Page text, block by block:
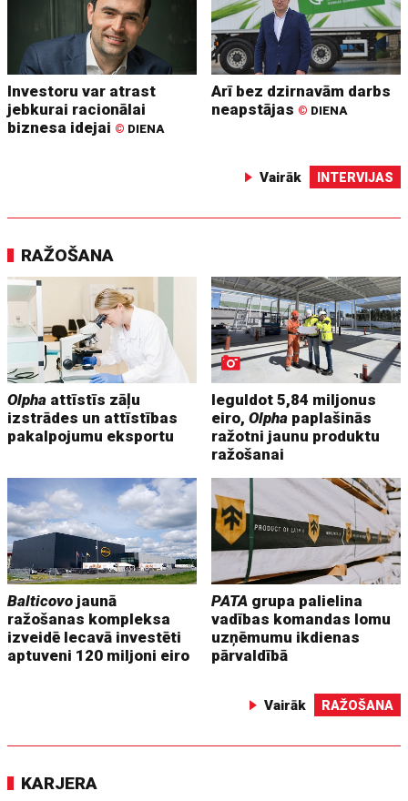
Investoru var atrast
jebkurai racionālai
biznesa idejai © DIENA
Arī bez dzirnavām darbs
neapstājas © DIENA
Vairāk INTERVIJAS
RAŽOŠANA
Olpha attīstīs zāļu
izstrādes un attīstības
pakalpojumu eksportu
Ieguldot 5,84 miljonus
eiro,Olpha paplašinās
ražotni jaunu produktu
ražošanai
Balticovo jaunā
ražošanas kompleksa
izveidē Iecavā investēti
aptuveni 120 miljoni eiro
PATA grupa palielina
vadības komandas lomu
uzņēmumu ikdienas
pārvaldībā
Vairāk RAŽOŠANA
KARJERA